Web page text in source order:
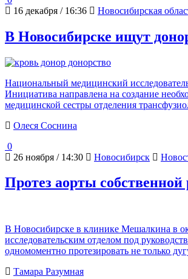
16 декабря / 16:36
Новосибирская
В Новосибирске ищут
Национальный медицинский
Инициатива направлена на создание
медицинской сестры отделения
Олеся Соснина
0
26 ноября / 14:30
Новосибирск
Протез аорты
В Новосибирске в клинике Мешалкина в
исследовательским отделом под
одномоментно протезировать не только
Тамара Разумная